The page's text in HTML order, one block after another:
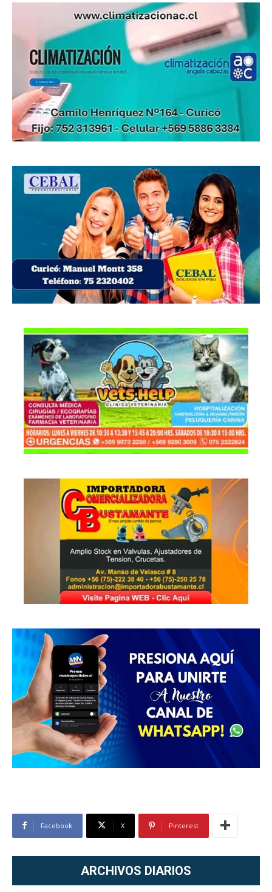
Facebook X Pinterest
ARCHIVOS DIARIOS